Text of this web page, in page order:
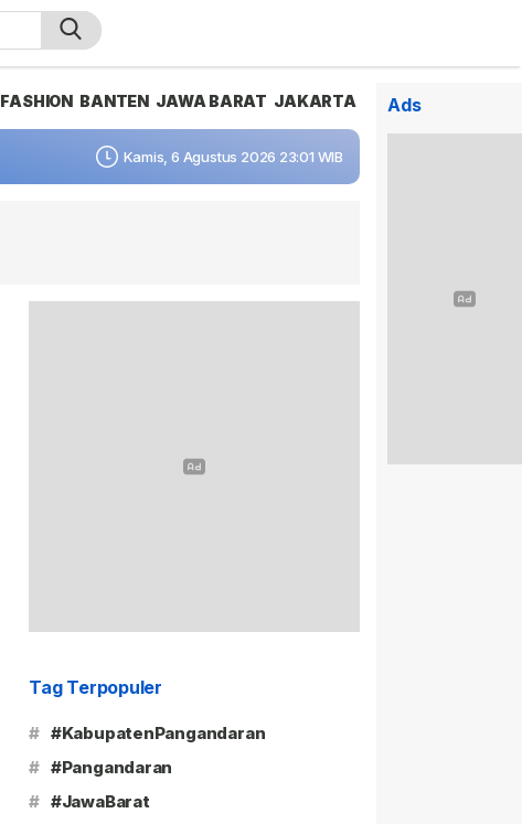
FASHION BANTEN JAWA BARAT JAKARTA
Kamis, 6 Agustus 2026 23:01 WIB
Tag Terpopuler
# #KabupatenPangandaran
# #Pangandaran
# #JawaBarat
Ads